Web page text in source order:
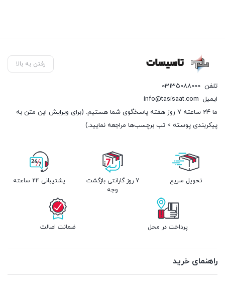
رفتن به بالا
تلفن 03135088000
ایمیل info@tasisaat.com
ما 24 ساعته 7 روز هفته پاسخگوی شما هستیم. (برای ویرایش این متن به
پیکربندی پوسته > تب برچسب‌ها مراجعه نمایید.)
تحویل سریع
7 روز گارانتی بازگشت
وجه
پشتیبانی 24 ساعته
پرداخت در محل ضمانت اصالت
راهنمای خرید